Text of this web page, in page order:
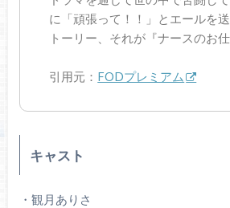
に「頑張って！！」とエールを
トーリー、それが『ナースのお仕
引用元： FODプレミアム
キャスト
・観月ありさ